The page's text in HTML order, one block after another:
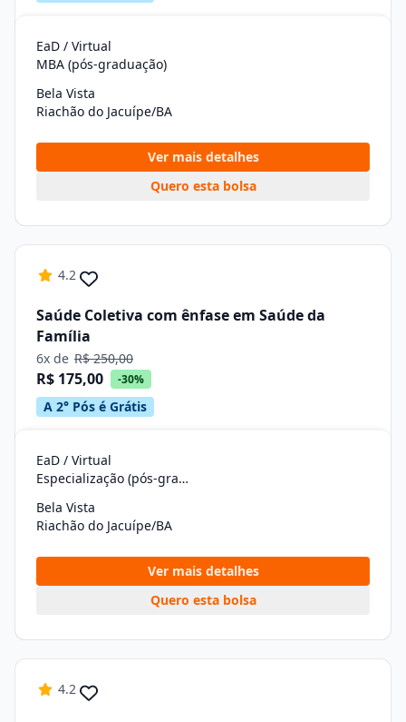
EaD / Virtual
MBA (pós-graduação)
Bela Vista
Riachão do Jacuípe/BA
Ver mais detalhes
Quero esta bolsa
4.2
Saúde Coletiva com ênfase em Saúde da
Família
6x de R$ 250,00
R$ 175,00 -30%
A 2° Pós é Grátis
EaD / Virtual
Especialização (pós-graduação)
Bela Vista
Riachão do Jacuípe/BA
Ver mais detalhes
Quero esta bolsa
4.2